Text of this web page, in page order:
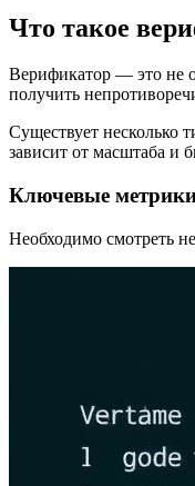
Что такое
Верификатор — это не
получить
Существует несколько
зависит от масштаба и
Ключевые
Необходимо смотреть